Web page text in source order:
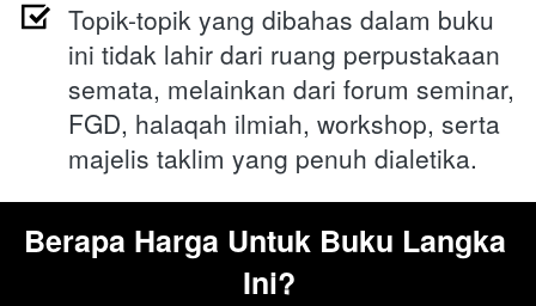
Topik-topik yang dibahas dalam buku
ini tidak lahir dari ruang perpustakaan
semata, melainkan dari forum seminar,
FGD, halaqah ilmiah, workshop, serta
majelis taklim yang penuh dialetika.
Berapa Harga Untuk Buku Langka
Ini?